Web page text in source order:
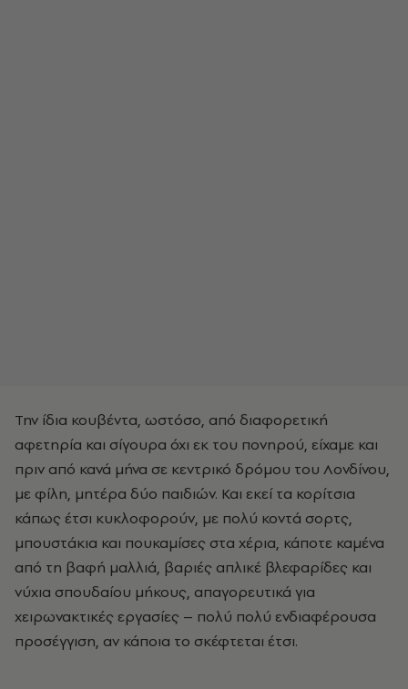
Την ίδια κουβέντα, ωστόσο, από διαφορετική
αφετηρία και σίγουρα όχι εκ του πονηρού, είχαμε και
πριν από κανά μήνα σε κεντρικό δρόμου του Λονδίνου,
με φίλη, μητέρα δύο παιδιών. Και εκεί τα κορίτσια
κάπως έτσι κυκλοφορούν, με πολύ κοντά σορτς,
μπουστάκια και πουκαμίσες στα χέρια, κάποτε καμένα
από τη βαφή μαλλιά, βαριές απλικέ βλεφαρίδες και
νύχια σπουδαίου μήκους, απαγορευτικά για
χειρωνακτικές εργασίες – πολύ πολύ ενδιαφέρουσα
προσέγγιση, αν κάποια το σκέφτεται έτσι.